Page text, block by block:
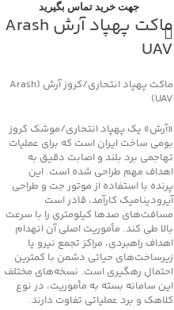
جهت خرید تماس بگیرید
ماکت پهپاد آرش Arash
UAV
ماکت پهپاد انتحاری/کروز آرش (Arash
UAV)
«آرش» یک پهپاد انتحاری/موشک کروز
بومی ساخت ایران است که برای عملیات
تهاجمی برد بلند و اصابت دقیق به
اهداف مهم طراحی شده است. این
پرنده با استفاده از موتور جت و طراحی
آیرودینامیک کارآمد، قادر است
مسافت‌های صدها کیلومتری را با سرعت
بالا طی کند. مأموریت اصلی آن انهدام
اهداف راهبردی، مراکز تجمع نیرو یا
زیرساخت‌های حیاتی دشمن با کمترین
احتمال رهگیری است. نسخه‌های مختلف
این سامانه بسته به مأموریت، در نوع
کلاهک و برد عملیاتی تفاوت دارند.